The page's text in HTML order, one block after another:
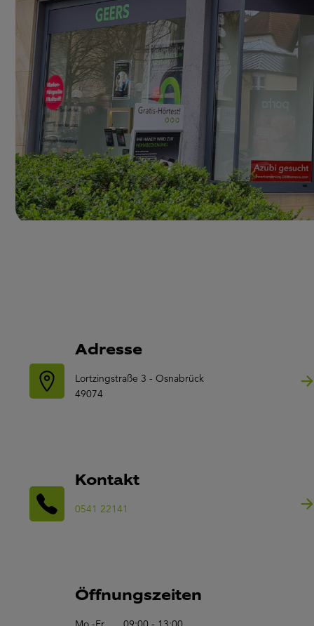
Adresse
Lortzingstraße 3 - Osnabrück
49074
Kontakt
0541 22141
Öffnungszeiten